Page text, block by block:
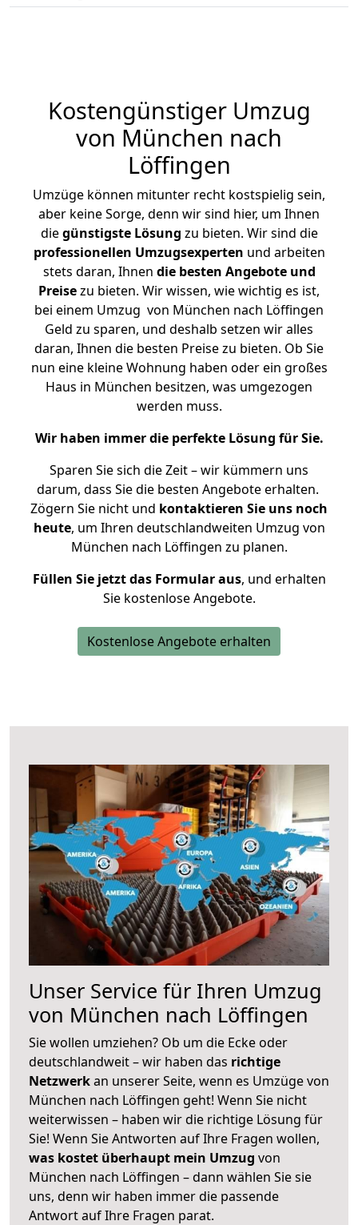
Kostengünstiger Umzug
von München nach
Löffingen
Umzüge können mitunter recht kostspielig sein,
aber keine Sorge, denn wir sind hier, um Ihnen
diegünstigste Lösung zu bieten. Wir sind die
professionellen Umzugsexperten und arbeiten
stets daran, Ihnen die besten Angebote und
Preisezu bieten. Wir wissen, wie wichtig es ist,
bei einem Umzug von München nach Löffingen
Geld zu sparen, und deshalb setzen wir alles
daran, Ihnen die besten Preise zu bieten. Ob Sie
nun eine kleine Wohnung haben oder ein großes
Haus in München besitzen, was umgezogen
werden muss.
Wir haben immer die perfekte Lösung für Sie.
Sparen Sie sich die Zeit – wir kümmern uns
darum, dass Sie die besten Angebote erhalten.
Zögern Sie nicht und kontaktieren Sie uns noch
heute, um Ihren deutschlandweiten Umzug von
München nach Löffingen zu planen.
Füllen Sie jetzt das Formular aus, und erhalten
Sie kostenlose Angebote.
Kostenlose Angebote erhalten
Unser Service für Ihren Umzug
von München nach Löffingen
Sie wollen umziehen? Ob um die Ecke oder
deutschlandweit – wir haben das richtige
Netzwerkan unserer Seite, wenn es Umzüge von
München nach Löffingen geht! Wenn Sie nicht
weiterwissen – haben wir die richtige Lösung für
Sie! Wenn Sie Antworten auf Ihre Fragen wollen,
was kostet überhaupt mein Umzug von
München nach Löffingen – dann wählen Sie sie
uns, denn wir haben immer die passende
Antwort auf Ihre Fragen parat.